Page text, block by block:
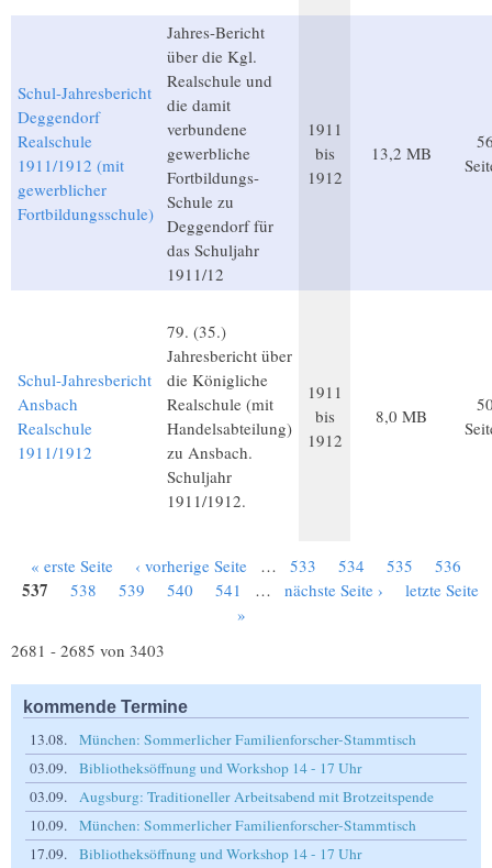
Schul-Jahresbericht
Deggendorf
Realschule
1911/1912 (mit
gewerblicher
Fortbildungsschule)
Jahres-Bericht
über die Kgl.
Realschule und
die damit
verbundene
gewerbliche
Fortbildungs-
Schule zu
Deggendorf für
das Schuljahr
1911/12
1911
bis
1912
13,2 MB
Schul-Jahresbericht
Ansbach
Realschule
1911/1912
79. (35.)
Jahresbericht über
die Königliche
Realschule (mit
Handelsabteilung)
zu Ansbach.
Schuljahr
1911/1912.
1911
bis
1912
8,0 MB
Seiten
« erste Seite ‹ vorherige Seite … 533 534 535 536
537 538 539 540 541 … nächste Seite ›
letzte Seite
»
2681 - 2685 von 3403
kommende Termine
13.08.
München: Sommerlicher Familienforscher-Stammtisch
03.09.
Bibliotheksöffnung und Workshop 14 - 17 Uhr
03.09.
Augsburg: Traditioneller Arbeitsabend mit Brotzeitspende
10.09.
München: Sommerlicher Familienforscher-Stammtisch
17.09.
Bibliotheksöffnung und Workshop 14 - 17 Uhr